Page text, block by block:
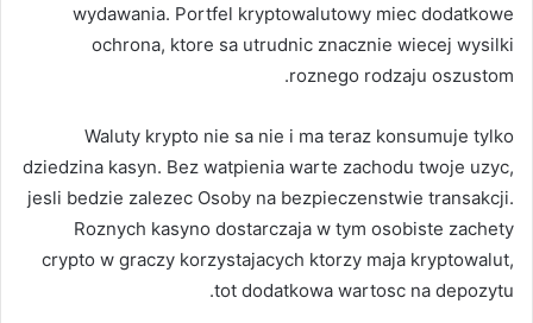
wydawania. Portfel kryptowalutowy miec dodatkowe
ochrona, ktore sa utrudnic znacznie wiecej wysilki
roznego rodzaju oszustom.
Waluty krypto nie sa nie i ma teraz konsumuje tylko
dziedzina kasyn. Bez watpienia warte zachodu twoje uzyc,
jesli bedzie zalezec Osoby na bezpieczenstwie transakcji.
Roznych kasyno dostarczaja w tym osobiste zachety
crypto w graczy korzystajacych ktorzy maja kryptowalut,
tot dodatkowa wartosc na depozytu.